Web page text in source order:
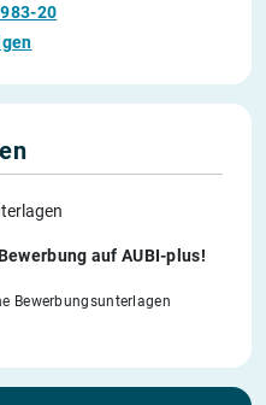
20
auf AUBI-plus!
Bewerbungsunterlagen